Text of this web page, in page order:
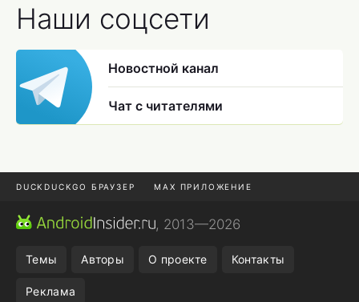
Наши соцсети
Новостной канал
Чат с читателями
DUCKDUCKGO БРАУЗЕР MAX ПРИЛОЖЕНИЕ
ПРИЛОЖЕНИЯ ANDROID
, 2013—2026
Темы Авторы О проекте Контакты
Реклама